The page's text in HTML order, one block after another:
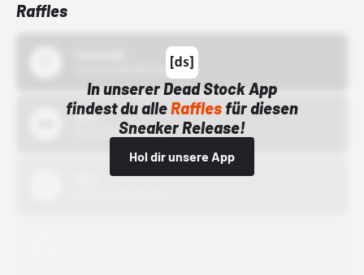
Raffles
In unserer Dead Stock App
findest du alleRafflesfür diesen
Sneaker Release!
Hol dir unsere App
Bstn
01.10.22 00:00 Uhr